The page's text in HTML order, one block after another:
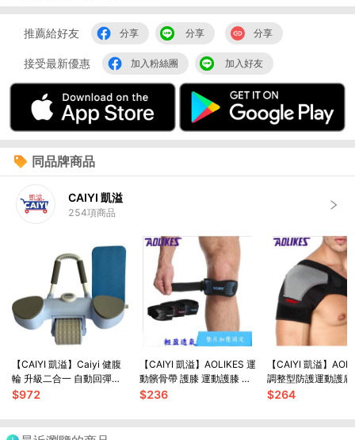
推薦給好友 分享 分享 分享
接受最新優惠 加入粉絲團 加入好友
同品牌商品
CAIYI 凱溢
254項商品
【CAIYI 凱溢】Caiyi 健腹
輪 升級二合一 自動回彈健
腹輪 卷腹輪 炫腹輪 練腹肌
$972
【CAIYI 凱溢】AOLIKES 運
動髕骨帶 護膝 運動護膝 調
節加壓 護髖 運動防護 運動
$236
【CAIYI 凱溢】
調整型防護運動護
壓固定 肩膀關節拉
$264